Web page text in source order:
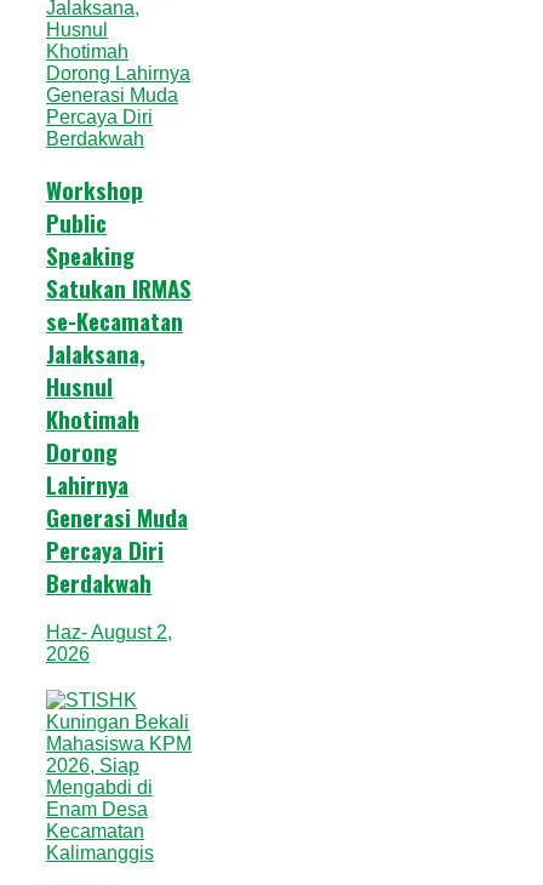
Workshop
Public
Speaking
Satukan IRMAS
se-Kecamatan
Jalaksana,
Husnul
Khotimah
Dorong
Lahirnya
Generasi Muda
Percaya Diri
Berdakwah
Haz- August 2,
2026